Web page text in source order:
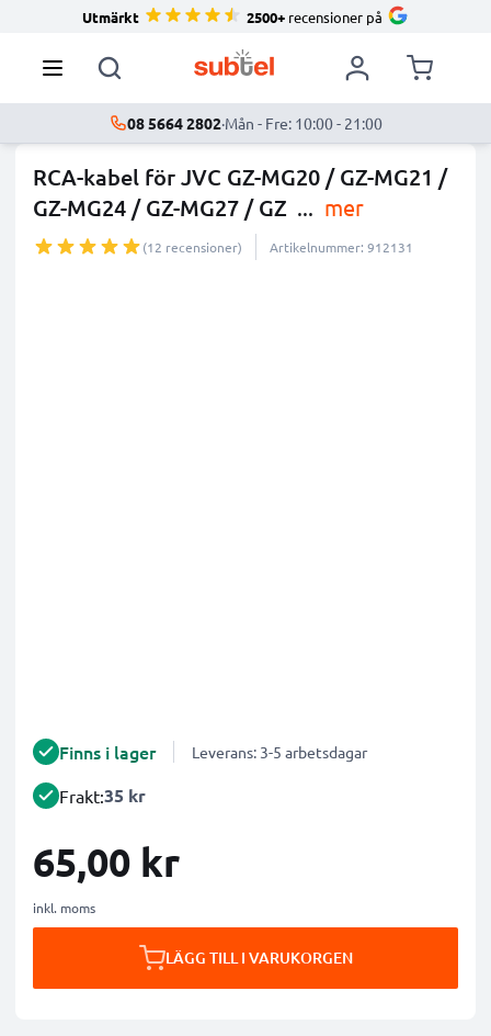
Utmärkt 2500+ recensioner på
08 5664 2802·Mån - Fre: 10:00 - 21:00
RCA-kabel för JVC GZ-MG20 / GZ-MG21 /
GZ-MG24 / GZ-MG27 / GZ ... mer
(12 recensioner) Artikelnummer: 912131
Finns i lager Leverans: 3-5 arbetsdagar
Frakt:35 kr
65,00 kr
inkl. moms
LÄGG TILL I VARUKORGEN